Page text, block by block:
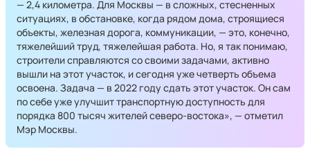
— 2,4 километра. Для Москвы — в сложных, стесненных
ситуациях, в обстановке, когда рядом дома, строящиеся
объекты, железная дорога, коммуникации, — это, конечно,
тяжелейший труд, тяжелейшая работа. Но, я так понимаю,
строители справляются со своими задачами, активно
вышли на этот участок, и сегодня уже четверть объема
освоена. Задача — в 2022 году сдать этот участок. Он сам
по себе уже улучшит транспортную доступность для
порядка 800 тысяч жителей северо-востока», — отметил
Мэр Москвы.